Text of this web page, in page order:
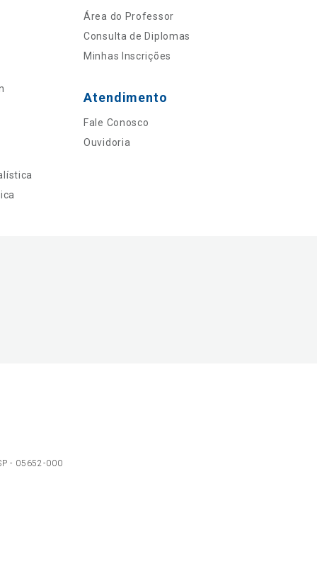
Área do Professor
Consulta de Diplomas
Minhas Inscrições
Atendimento
Fale Conosco
Ouvidoria
- 05652-000